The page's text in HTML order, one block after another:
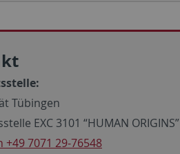
Tübingen
EXC 3101 “HUMAN ORIGINS”
+49 7071 29-76548